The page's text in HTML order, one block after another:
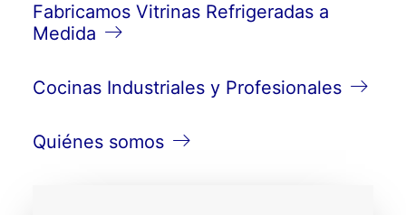
Fabricamos Vitrinas Refrigeradas a
Medida
Cocinas Industriales y Profesionales
Quiénes somos